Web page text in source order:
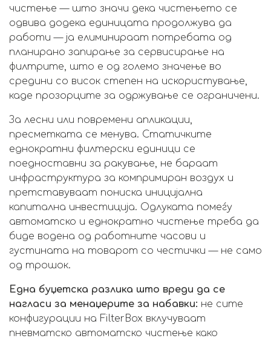
чистење — што значи дека чистењето се
одвива додека единицата продолжува да
работи — ја елиминираат потребата од
планирано запирање за сервисирање на
филтрите, што е од големо значење во
средини со висок степен на искористување,
каде прозорците за одржување се ограничени.
За лесни или повремени апликации,
пресметката се менува. Статичките
еднократни филтерски единици се
поедноставни за ракување, не бараат
инфраструктура за компримиран воздух и
претставуваат пониска иницијална
капитална инвестиција. Одлуката помеѓу
автоматско и еднократно чистење треба да
биде водена од работните часови и
густината на товарот со честички — не само
од трошок.
Една буџетска разлика што вреди да се
нагласи за менаџерите за набавки: не сите
конфигурации на FilterBox вклучуваат
пневматско автоматско чистење како